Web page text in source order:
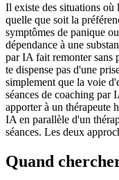
Il existe des situations
quelle que soit la
symptômes de panique
dépendance à une
par IA fait remonter sans
te dispense pas d'une
simplement que la voie
séances de coaching par
apporter à un thérapeute
IA en parallèle d'un
séances. Les deux
Quand